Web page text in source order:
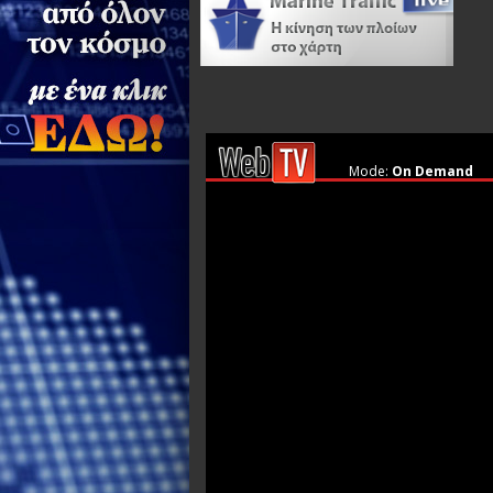
Mode: On Demand